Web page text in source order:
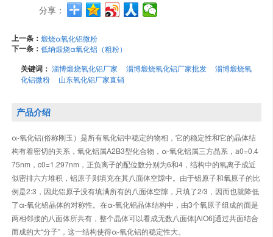
分享：
上一条：煅烧α氧化铝微粉
下一条：低纳煅烧α氧化铝（粗粉）
关键词：淄博煅烧氧化铝厂家 淄博煅烧氧化铝厂家批发
淄博煅烧氧
化铝微粉
山东氧化铝厂家直销
产品介绍
α-氧化铝(俗称刚玉）是所有氧化铝中稳定的物相，它的稳定性和它的晶体结
构有着密切的关系，氧化铝属A2B3型化合物，α-氧化铝属三方晶系，a0=0.4
75nm，c0=1.297nm，正负离子的配位数分别为6和4，结构中的氧离子成近
似密排六方堆积，铝原子则填充在其八面体空隙中。由于铝原子和氧原子的比
例是2:3，因此铝原子没有填满所有的八面体空隙，只填了2/3，因而也就降低
了α-氧化铝晶体的对称性。在α-氧化铝晶体结构中，由3个氧原子组成的面是
两相邻接的八面体所共有，整个晶体可以看成无数八面体[AlO6]通过共面结合
而成的大“分子”，这一结构使得α-氧化铝的稳定性大。